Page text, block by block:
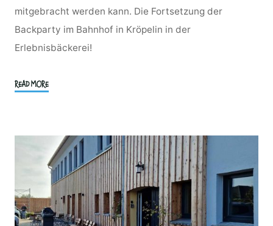
mitgebracht werden kann. Die Fortsetzung der
Backparty im Bahnhof in Kröpelin in der
Erlebnisbäckerei!
READ MORE"Fortgeschrittenenkurs
ultimative
Backwochenende
–
im
Bahnhof